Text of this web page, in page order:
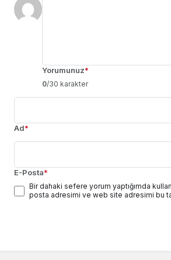
Yorumunuz*
0/30 karakter
Ad*
E-Posta*
Bir dahaki sefere yorum yaptığımda
posta adresimi ve web site adresimi bu